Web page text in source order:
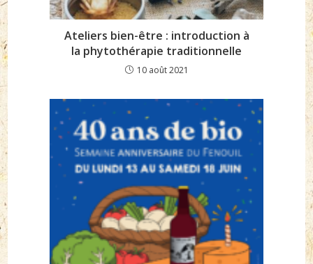
Ateliers bien-être : introduction à
la phytothérapie traditionnelle
10 août 2021